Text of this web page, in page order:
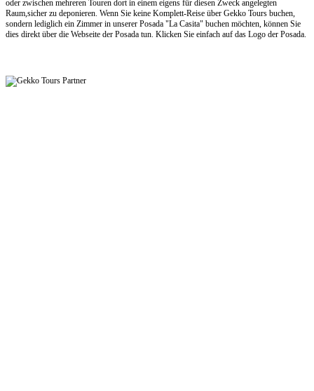
oder zwischen mehreren Touren dort in einem eigens für diesen Zweck angelegten
Raum,sicher zu deponieren. Wenn Sie keine Komplett-Reise über Gekko Tours buchen,
sondern lediglich ein Zimmer in unserer Posada "La Casita" buchen möchten, können Sie
dies direkt über die Webseite der Posada tun. Klicken Sie einfach auf das Logo der Posada.